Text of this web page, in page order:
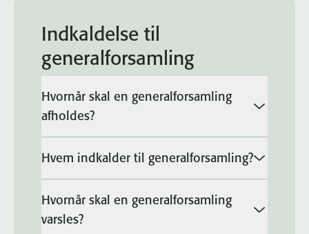
Indkaldelse til
generalforsamling
Hvornår skal en generalforsamling
afholdes?
Hvem indkalder til generalforsamling?
Hvornår skal en generalforsamling
varsles?